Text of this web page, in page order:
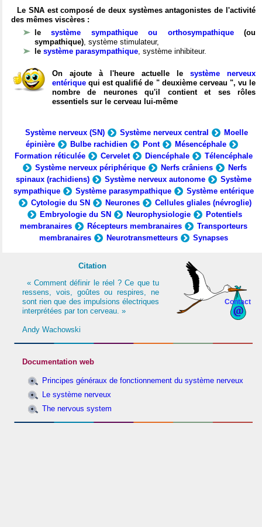
Le SNA est composé de deux systèmes antagonistes de l'activité
des mêmes viscères :
lesystème sympathique ou orthosympathique(ou
sympathique), système stimulateur,
le système parasympathique, système inhibiteur.
On ajoute à l'heure actuelle le système nerveux
entérique qui est qualifié de " deuxième cerveau ", vu le
nombre de neurones qu'il contient et ses rôles
essentiels sur le cerveau lui-même
Système nerveux (SN) Système nerveux central
Moelle
épinière
Bulbe rachidien Pont
Mésencéphale
Formation réticulée
Cervelet Diencéphale
Télencéphale
Système nerveux périphérique
Nerfs crâniens
Nerfs
spinaux (rachidiens)
Système nerveux autonome
Système
sympathique
Système parasympathique
Système entérique
Cytologie du SN
Neurones
Cellules gliales (névroglie)
Embryologie du SN
Neurophysiologie
Potentiels
membranaires
Récepteurs membranaires
Transporteurs
membranaires
Neurotransmetteurs Synapses
Contact
Citation
« Comment définir le réel ? Ce que tu
ressens, vois, goûtes ou respires, ne
sont rien que des impulsions électriques
interprétées par ton cerveau. »
Andy Wachowski
Documentation web
Principes généraux de fonctionnement du système nerveux
Le système nerveux
The nervous system